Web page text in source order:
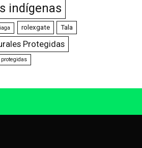
indígenas
rolexgate Tala
Protegidas